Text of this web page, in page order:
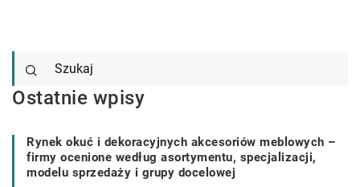
Ostatnie wpisy
Rynek okuć i dekoracyjnych akcesoriów meblowych –
firmy ocenione według asortymentu, specjalizacji,
modelu sprzedaży i grupy docelowej